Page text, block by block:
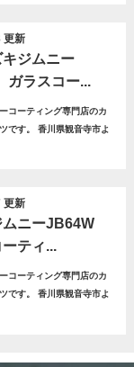
更新
ジムニー
ラスコー...
コーティング専門店のカ
です。 香川県観音寺市よ
更新
ムニーJB64W
ティ...
コーティング専門店のカ
です。 香川県観音寺市よ